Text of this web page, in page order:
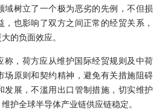
域树立了一个极为恶劣的先例，不但损
也影响了双方之间正常的经贸关系，
的负面效应。
称，荷方应从维护国际经贸规则及中荷
场原则和契约精神，避免有关措施阻碍
发展，不滥用出口管制措施，切实维护
护全球半导体产业链供应链稳定。